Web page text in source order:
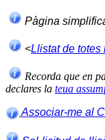
Pàgina
<Llistat de totes
Recorda que en
declares la teua
Associar-me al